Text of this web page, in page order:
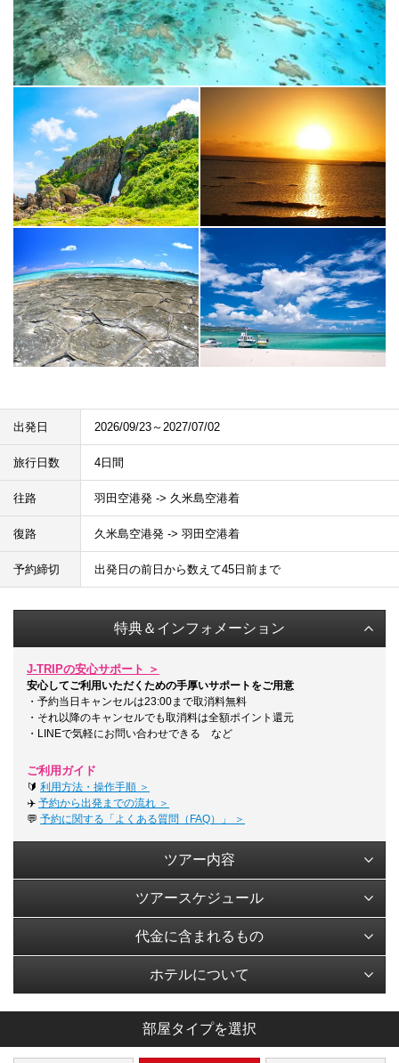
出発日 2026/09/23～2027/07/02
旅行日数 4日間
往路 羽田空港発 -> 久米島空港着
復路 久米島空港発 -> 羽田空港着
予約締切 出発日の前日から数えて45日前まで
特典＆インフォメーション
J-TRIPの安心サポート ＞
安心してご利用いただくための手厚いサポートをご用意
・予約当日キャンセルは23:00まで取消料無料
・それ以降のキャンセルでも取消料は全額ポイント還元
・LINEで気軽にお問い合わせできる など
ご利用ガイド
🔰 利用方法・操作手順 ＞
✈️ 予約から出発までの流れ ＞
💬 予約に関する「よくある質問（FAQ）」 ＞
ツアー内容
ツアースケジュール
代金に含まれるもの
ホテルについて
部屋タイプを選択